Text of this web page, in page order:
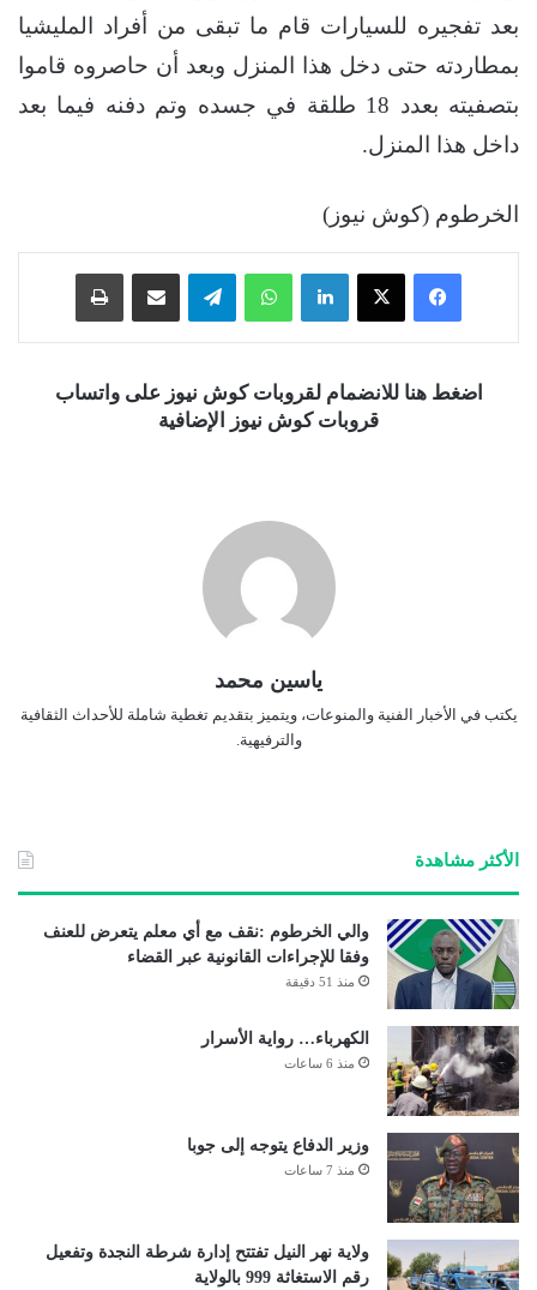
بعد تفجيره للسيارات قام ما تبقى من أفراد المليشيا
بمطاردته حتى دخل هذا المنزل وبعد أن حاصروه قاموا
بتصفيته بعدد 18 طلقة في جسده وتم دفنه فيما بعد
داخل هذا المنزل.
الخرطوم (كوش نيوز)
فيسبوك ‫X لينكدإن واتساب تيلقرام
اضغط هنا للانضمام لقروبات كوش نيوز على واتساب
قروبات كوش نيوز الإضافية
ياسين محمد
يكتب في الأخبار الفنية والمنوعات، ويتميز بتقديم تغطية شاملة للأحداث الثقافية
والترفيهية.
الأكثر مشاهدة
والي الخرطوم :نقف مع أي معلم يتعرض للعنف
وفقا للإجراءات القانونية عبر القضاء
منذ 51 دقيقة
الكهرباء… رواية الأسرار
منذ 6 ساعات
وزير الدفاع يتوجه إلى جوبا
منذ 7 ساعات
ولاية نهر النيل تفتتح إدارة شرطة النجدة وتفعيل
رقم الاستغاثة 999 بالولاية